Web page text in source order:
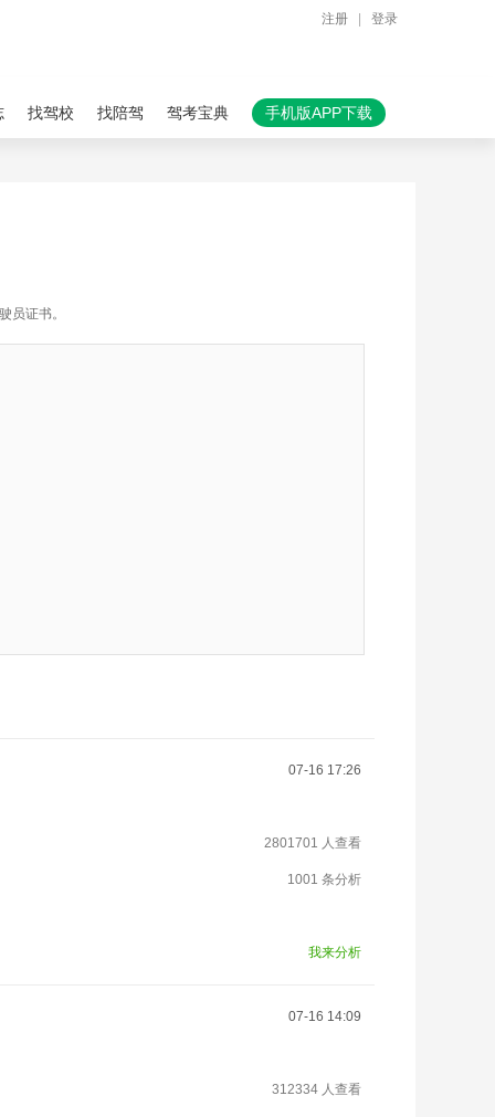
注册 登录
找驾校 找陪驾 驾考宝典 手机版APP下载
员证书。
07-16 17:26
2801701 人查看
1001 条分析
我来分析
07-16 14:09
312334 人查看